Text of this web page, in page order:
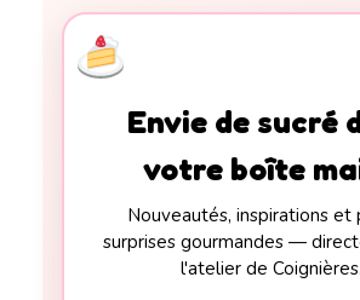
Envie de sucré
votre boîte
Nouveautés, inspirations
surprises gourmandes —
l'atelier de Coignières.